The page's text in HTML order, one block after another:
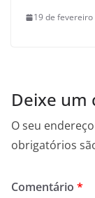
19 de fevereiro
Deixe um
O seu
obrigatórios
Comentário *